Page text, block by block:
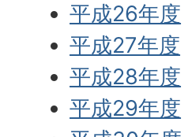
平成26年度
平成27年度
平成28年度
平成29年度